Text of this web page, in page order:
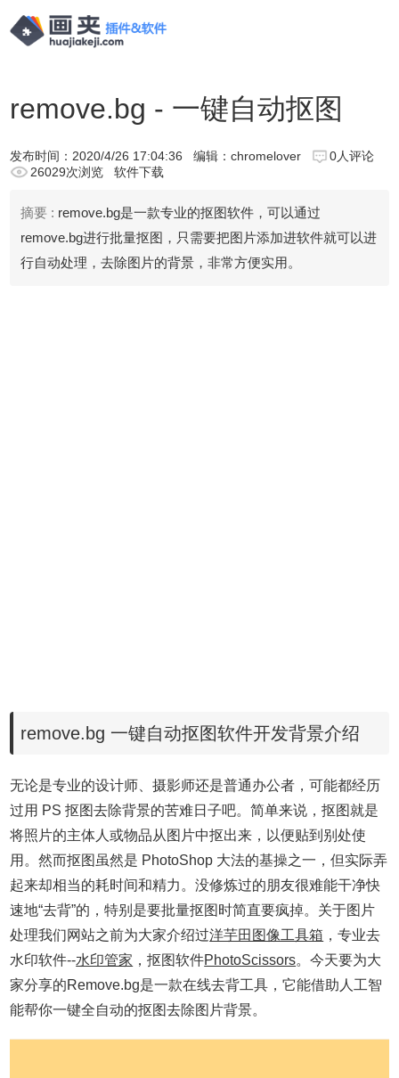
remove.bg - 一键自动抠图
发布时间： 2020/4/26 17:04:36 编辑：chromelover
0人评论
26029次浏览
软件下载
摘要 : remove.bg是一款专业的抠图软件，可以通过
remove.bg进行批量抠图，只需要把图片添加进软件就可以进
行自动处理，去除图片的背景，非常方便实用。
remove.bg 一键自动抠图软件开发背景介绍
无论是专业的设计师、摄影师还是普通办公者，可能都经历
过用 PS 抠图去除背景的苦难日子吧。简单来说，抠图就是
将照片的主体人或物品从图片中抠出来，以便贴到别处使
用。然而抠图虽然是 PhotoShop 大法的基操之一，但实际弄
起来却相当的耗时间和精力。没修炼过的朋友很难能干净快
速地“去背”的，特别是要批量抠图时简直要疯掉。关于图片
处理我们网站之前为大家介绍过洋芋田图像工具箱 ，专业去
水印软件--水印管家 ，抠图软件PhotoScissors。今天要为大
家分享的Remove.bg是一款在线去背工具，它能借助人工智
能帮你一键全自动的抠图去除图片背景。